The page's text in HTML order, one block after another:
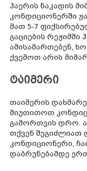
ჰაერის ნაკადის
კონდიციონერში
მათ 5-7
გაციების რეჟიმში
ამისამართებენ,
ქვემოთ არის
ტაიმერი
თაიმერის
მიუთითოთ
გამორთვის დრო.
თქვენ
კონდიციონერი,
დაბრუნებამდე